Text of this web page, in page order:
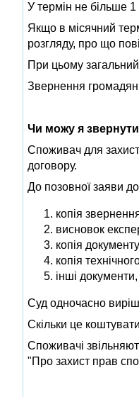
У термін не більше
Якщо в місячний
розгляду, про що
При цьому
Звернення
Чи можу я
Споживач для
договору.
До позовної заяви
копія
висновок
копія
копія
інші
Суд одночасно
Скільки це
Споживачі
"Про захист прав